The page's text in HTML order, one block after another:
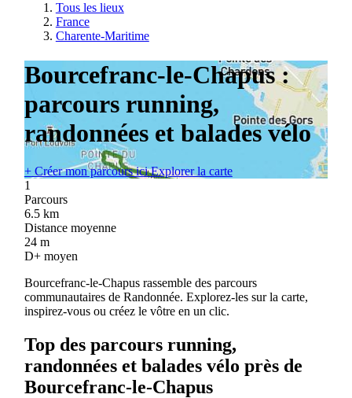
Tous les lieux
France
Charente-Maritime
Bourcefranc-le-Chapus :
parcours running,
randonnées et balades vélo
+Créer mon parcours iciExplorer la carte
1
Parcours
6.5 km
Distance moyenne
24 m
D+ moyen
Bourcefranc-le-Chapus rassemble des parcours
communautaires de Randonnée. Explorez-les sur la carte,
inspirez-vous ou créez le vôtre en un clic.
Top des parcours running,
randonnées et balades vélo près de
Bourcefranc-le-Chapus